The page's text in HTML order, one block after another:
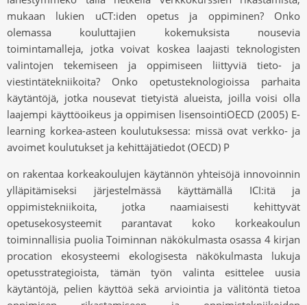
mukaan lukien uCT:iden opetus ja oppiminen? Onko
olemassa kouluttajien kokemuksista nousevia
toimintamalleja, jotka voivat koskea laajasti teknologisten
valintojen tekemiseen ja oppimiseen liittyviä tieto- ja
viestintätekniikoita? Onko opetusteknologioissa parhaita
käytäntöjä, jotka nousevat tietyistä alueista, joilla voisi olla
laajempi käyttöoikeus ja oppimisen lisensointiOECD (2005) E-
learning korkea-asteen koulutuksessa: missä ovat verkko- ja
avoimet koulutukset ja kehittäjätiedot (OECD) P
on rakentaa korkeakoulujen käytännön yhteisöjä innovoinnin
ylläpitämiseksi järjestelmässä käyttämällä ICI:itä ja
oppimistekniikoita, jotka naamiaisesti kehittyvät
opetusekosysteemit parantavat koko korkeakoulun
toiminnallisia puolia Toiminnan näkökulmasta osassa 4 kirjan
procation ekosysteemi ekologisesta näkökulmasta lukuja
opetusstrategioista, tämän työn valinta esittelee uusia
käytäntöjä, pelien käyttöä sekä arviointia ja välitöntä tietoa